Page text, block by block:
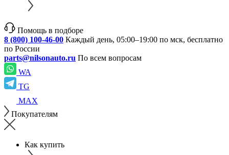
Помощь в подборе
8 (800) 100-46-00 Каждый день, 05:00–19:00 по мск, бесплатно
по России
parts@nilsonauto.ru По всем вопросам
WA
TG
MAX
Покупателям
Как купить